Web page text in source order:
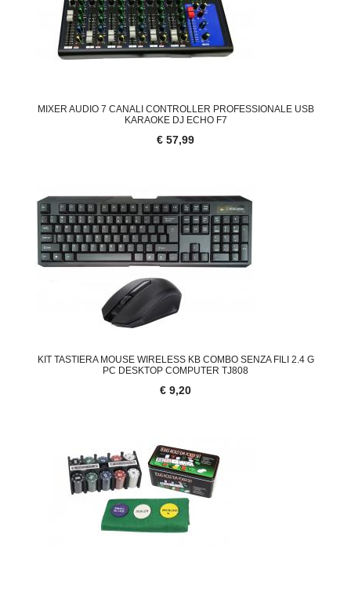
MIXER AUDIO 7 CANALI CONTROLLER PROFESSIONALE USB
KARAOKE DJ ECHO F7
€ 57,99
KIT TASTIERA MOUSE WIRELESS KB COMBO SENZA FILI 2.4 G
PC DESKTOP COMPUTER TJ808
€ 9,20